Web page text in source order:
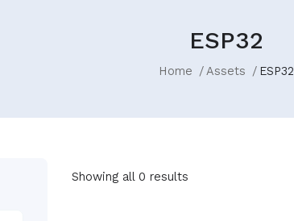
ESP32
Home Assets ESP32
Showing all 0 results